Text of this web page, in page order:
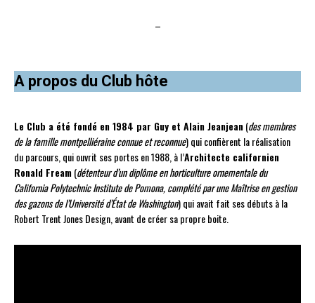
–
A propos du Club hôte
Le Club a été fondé en 1984 par Guy et Alain Jeanjean(des membres
de la famille montpelliéraineconnue et reconnue) qui confièrent la réalisation
du parcours, qui ouvrit ses portes en 1988, à l’Architecte californien
Ronald Fream(détenteur d’un diplôme en horticulture ornementale du
California Polytechnic Institute de Pomona, complété par une Maîtrise en gestion
des gazons de l’Université d’État de Washington) qui avait fait ses débuts à la
Robert Trent Jones Design, avant de créer sa propre boite.